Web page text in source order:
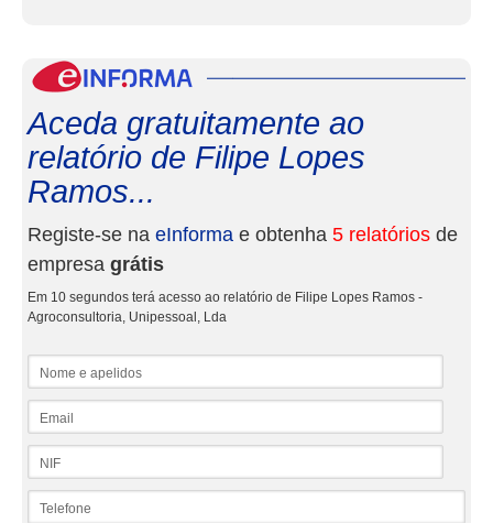
Aceda gratuitamente ao
relatório de Filipe Lopes
Ramos...
Registe-se na eInforma e obtenha 5 relatórios de
empresa grátis
Em 10 segundos terá acesso ao relatório de Filipe Lopes Ramos -
Agroconsultoria, Unipessoal, Lda